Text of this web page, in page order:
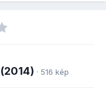
· 516 kép